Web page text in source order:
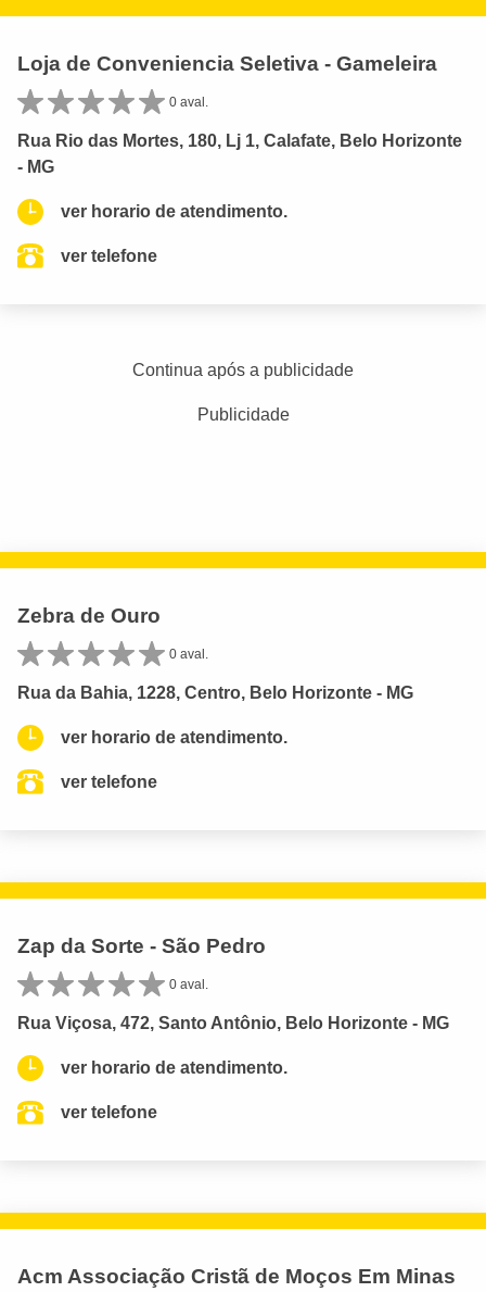
Loja de Conveniencia Seletiva - Gameleira
0 aval.
Rua Rio das Mortes, 180, Lj 1, Calafate, Belo Horizonte
- MG
ver horario de atendimento.
ver telefone
Continua após a publicidade
Publicidade
Zebra de Ouro
0 aval.
Rua da Bahia, 1228, Centro, Belo Horizonte - MG
ver horario de atendimento.
ver telefone
Zap da Sorte - São Pedro
0 aval.
Rua Viçosa, 472, Santo Antônio, Belo Horizonte - MG
ver horario de atendimento.
ver telefone
Acm Associação Cristã de Moços Em Minas